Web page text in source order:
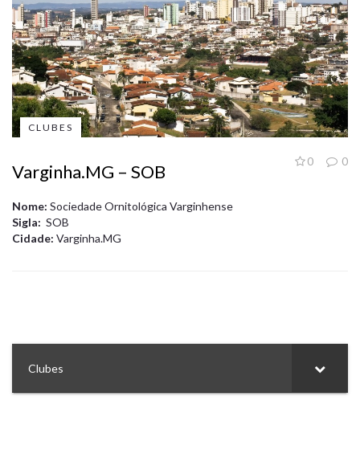
CLUBES
0
0
Varginha.MG – SOB
Nome: Sociedade Ornitológica Varginhense
Sigla: SOB
Cidade: Varginha.MG
Clubes